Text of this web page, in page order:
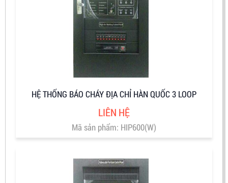
HỆ THỐNG BÁO CHÁY ĐỊA CHỈ HÀN QUỐC 3 LOOP
LIÊN HỆ
Mã sản phẩm: HIP600(W)